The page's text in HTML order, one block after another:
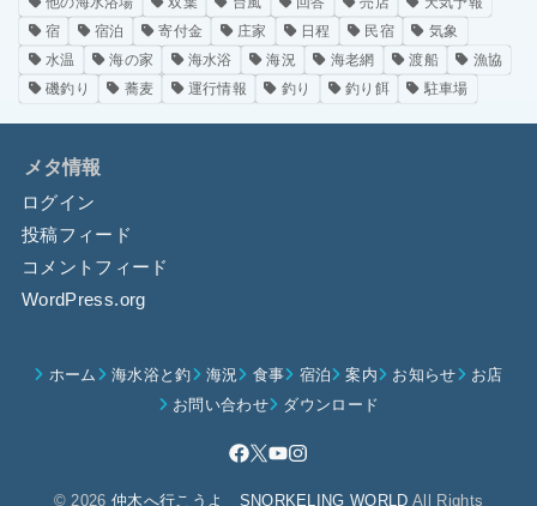
宿
宿泊 寄付金 庄家 日程 民宿
気象
水温
海の家 海水浴 海況 海老網 渡船
漁協
磯釣り
蕎麦 運行情報 釣り 釣り餌 駐車場
メタ情報
ログイン
投稿フィード
コメントフィード
WordPress.org
ホーム 海水浴と釣 海況 食事 宿泊 案内 お知らせ
お店
お問い合わせ
ダウンロード
© 2026 仲木へ行こうよ SNORKELING WORLD All Rights